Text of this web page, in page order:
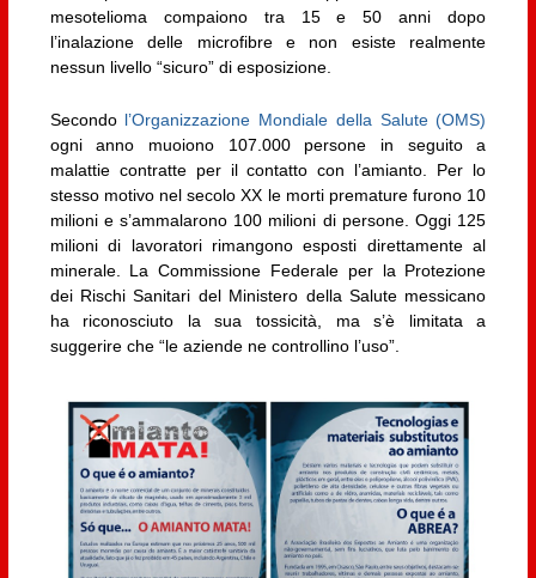
mesotelioma compaiono tra 15 e 50 anni dopo
l’inalazione delle microfibre e non esiste realmente
nessun livello “sicuro” di esposizione.
Secondol’Organizzazione Mondiale della Salute (OMS)
ogni anno muoiono 107.000 persone in seguito a
malattie contratte per il contatto con l’amianto. Per lo
stesso motivo nel secolo XX le morti premature furono 10
milioni e s’ammalarono 100 milioni di persone. Oggi 125
milioni di lavoratori rimangono esposti direttamente al
minerale. La Commissione Federale per la Protezione
dei Rischi Sanitari del Ministero della Salute messicano
ha riconosciuto la sua tossicità, ma s’è limitata a
suggerire che “le aziende ne controllino l’uso”.